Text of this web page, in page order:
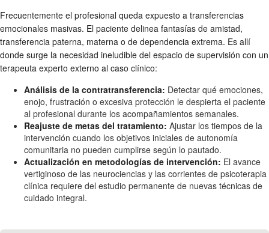
Frecuentemente el profesional queda expuesto a transferencias
emocionales masivas. El paciente delinea fantasías de amistad,
transferencia paterna, materna o de dependencia extrema. Es allí
donde surge la necesidad ineludible del espacio de supervisión con un
terapeuta experto externo al caso clínico:
Análisis de la contratransferencia: Detectar qué emociones,
enojo, frustración o excesiva protección le despierta el paciente
al profesional durante los acompañamientos semanales.
Reajuste de metas del tratamiento: Ajustar los tiempos de la
intervención cuando los objetivos iniciales de autonomía
comunitaria no pueden cumplirse según lo pautado.
Actualización en metodologías de intervención: El avance
vertiginoso de las neurociencias y las corrientes de psicoterapia
clínica requiere del estudio permanente de nuevas técnicas de
cuidado integral.